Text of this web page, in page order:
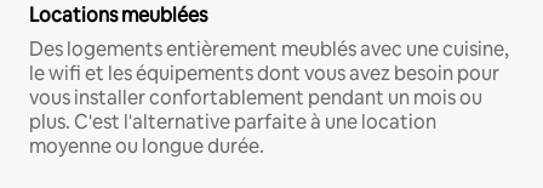
Locations meublées
Des logements entièrement meublés avec une cuisine,
le wifi et les équipements dont vous avez besoin pour
vous installer confortablement pendant un mois ou
plus. C'est l'alternative parfaite à une location
moyenne ou longue durée.